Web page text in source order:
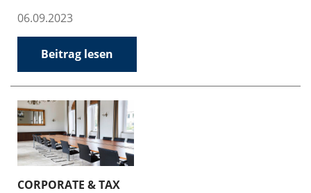
06.09.2023
Beitrag lesen
CORPORATE & TAX